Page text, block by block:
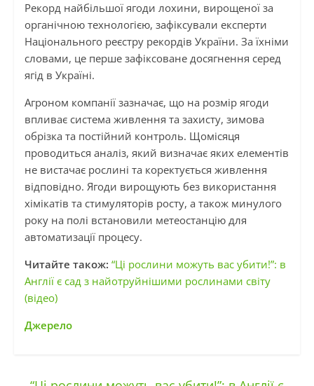
Рекорд найбільшої ягоди лохини, вирощеної за
органічною технологією, зафіксували експерти
Національного реєстру рекордів України. За їхніми
словами, це перше зафіксоване досягнення серед
ягід в Україні.
Агроном компанії зазначає, що на розмір ягоди
впливає система живлення та захисту, зимова
обрізка та постійний контроль. Щомісяця
проводиться аналіз, який визначає яких елементів
не вистачає рослині та коректується живлення
відповідно. Ягоди вирощують без використання
хімікатів та стимуляторів росту, а також минулого
року на полі встановили метеостанцію для
автоматизації процесу.
Читайте також: “Ці рослини можуть вас убити!”: в
Англії є сад з найотруйнішими рослинами світу
(відео)
Джерело